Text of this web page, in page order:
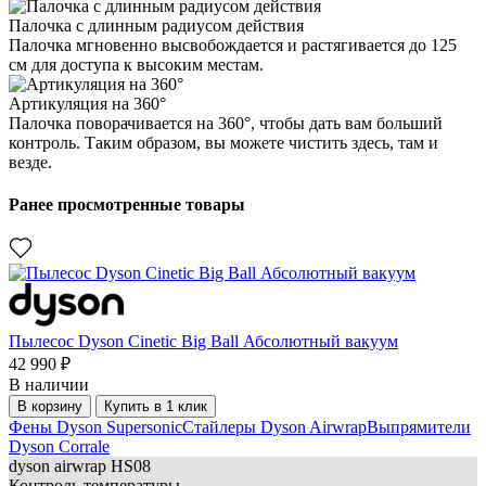
Палочка с длинным радиусом действия
Палочка мгновенно высвобождается и растягивается до 125
см для доступа к высоким местам.
Артикуляция на 360°
Палочка поворачивается на 360°, чтобы дать вам больший
контроль. Таким образом, вы можете чистить здесь, там и
везде.
Ранее просмотренные товары
Пылесос Dyson Cinetic Big Ball Абсолютный вакуум
42 990 ₽
В наличии
В корзину Купить в 1 клик
Фены Dyson SupersonicСтайлеры Dyson AirwrapВыпрямители
Dyson Corrale
dyson airwrap HS08